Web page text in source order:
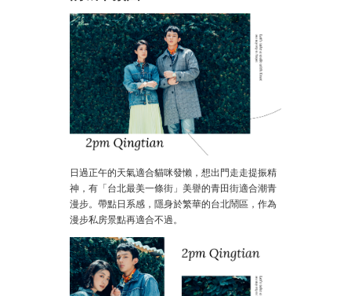
日過正午的天氣適合貓咪發懶，想出門走走提振精
神，有「台北最美一條街」美譽的青田街適合潮青
漫步。帶點日系感，隱身於繁華的台北鬧區，作為
漫步私房景點再適合不過。